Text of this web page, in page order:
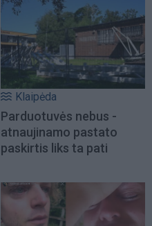
Klaipėda
Parduotuvės nebus -
atnaujinamo pastato
paskirtis liks ta pati